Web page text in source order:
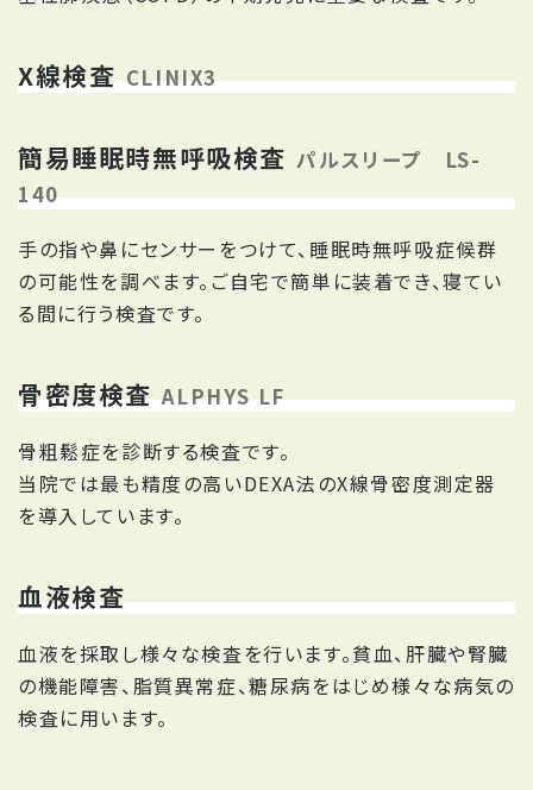
X線検査 CLINIX3
簡易睡眠時無呼吸検査 パルスリープ LS-
140
手の指や鼻にセンサーをつけて、睡眠時無呼吸症候群
の可能性を調べます。ご自宅で簡単に装着でき、寝てい
る間に行う検査です。
骨密度検査 ALPHYS LF
骨粗鬆症を診断する検査です。
当院では最も精度の高いDEXA法のX線骨密度測定器
を導入しています。
血液検査
血液を採取し様々な検査を行います。貧血、肝臓や腎臓
の機能障害、脂質異常症、糖尿病をはじめ様々な病気の
検査に用います。